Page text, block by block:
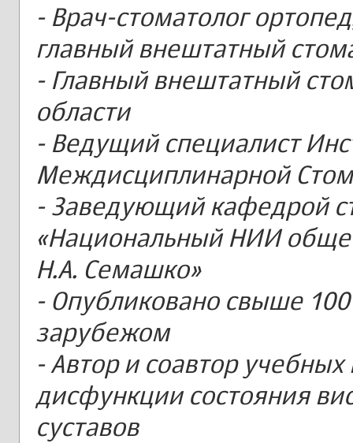
- Врач-стоматолог
главный внештатный
- Главный внештатный
области
- Ведущий специалист
Междисциплинарной
- Заведующий кафедрой
«Национальный НИИ
Н.А. Семашко»
- Опубликовано свыше
зарубежом
- Автор и соавтор
дисфункции состояния
суставов